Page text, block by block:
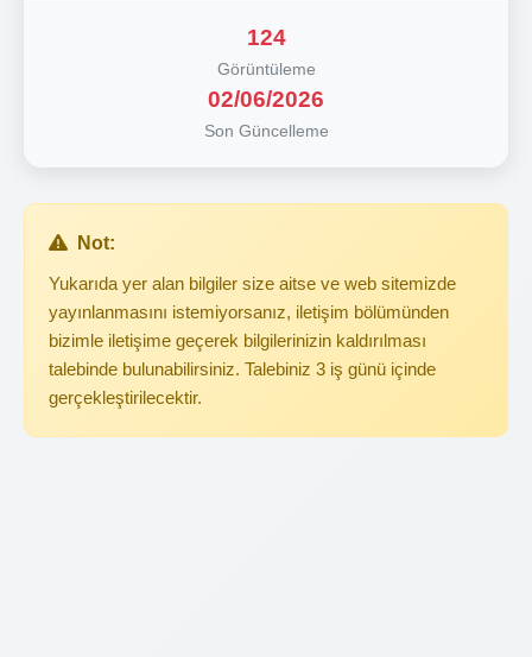
124
Görüntüleme
02/06/2026
Son Güncelleme
Not:
Yukarıda yer alan bilgiler size aitse ve web sitemizde
yayınlanmasını istemiyorsanız, iletişim bölümünden
bizimle iletişime geçerek bilgilerinizin kaldırılması
talebinde bulunabilirsiniz. Talebiniz 3 iş günü içinde
gerçekleştirilecektir.